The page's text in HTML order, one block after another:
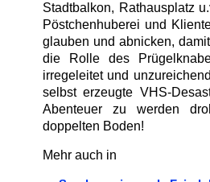
Stadtbalkon, Rathausplatz
Pöstchenhuberei und
glauben und abnicken,
die Rolle des
irregeleitet und
selbst erzeugte VHS-
Abenteuer zu werden
doppelten Boden!
Mehr auch in